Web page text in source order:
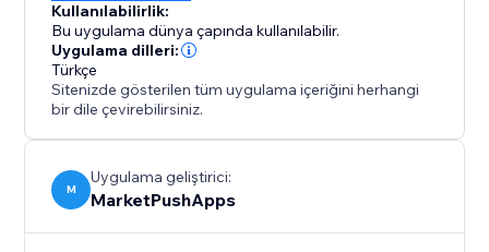
Kullanılabilirlik:
Bu uygulama dünya çapında kullanılabilir.
Uygulama dilleri:
Türkçe
Sitenizde gösterilen tüm uygulama içeriğini herhangi
bir dile çevirebilirsiniz.
M
Uygulama geliştirici:
MarketPushApps